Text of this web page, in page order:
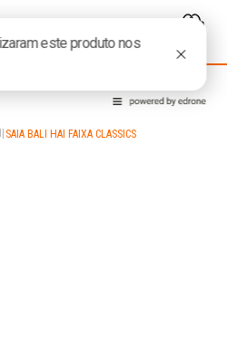
SAIA BALI HAI FAIXA CLASSICS